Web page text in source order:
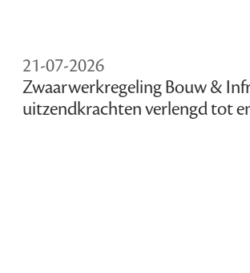
21-07-2026
Zwaarwerkregeling Bouw &
uitzendkrachten verlengd tot